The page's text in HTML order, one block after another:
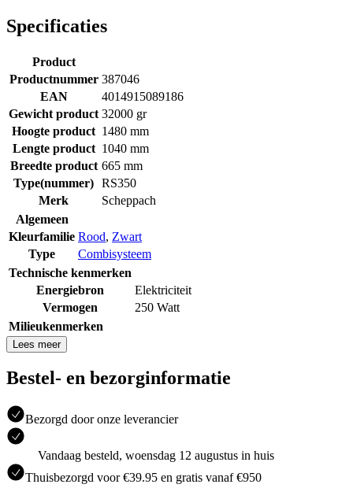
Specificaties
Product
Productnummer 387046
EAN
4014915089186
Gewicht product 32000 gr
Hoogte product 1480 mm
Lengte product 1040 mm
Breedte product 665 mm
Type(nummer) RS350
Merk
Scheppach
Algemeen
Kleurfamilie Rood, Zwart
Type
Combisysteem
Technische kenmerken
Energiebron
Elektriciteit
Vermogen
250 Watt
Milieukenmerken
Lees meer
Bestel- en bezorginformatie
Bezorgd door onze leverancier
Vandaag besteld, woensdag 12 augustus in huis
Thuisbezorgd voor €39.95 en gratis vanaf €950